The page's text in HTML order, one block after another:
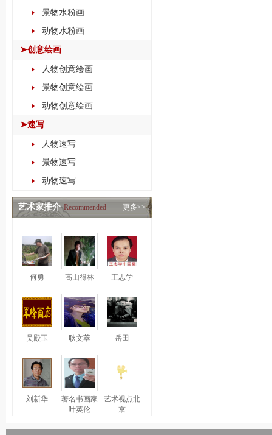
景物水粉画
动物水粉画
➤创意绘画
人物创意绘画
景物创意绘画
动物创意绘画
➤速写
人物速写
景物速写
动物速写
艺术家推介 Recommended 更多>>
何勇 高山得林 王志学
吴殿玉 耿文萃 岳田
刘新华
著名书画家
叶英伦
艺术视点北
京